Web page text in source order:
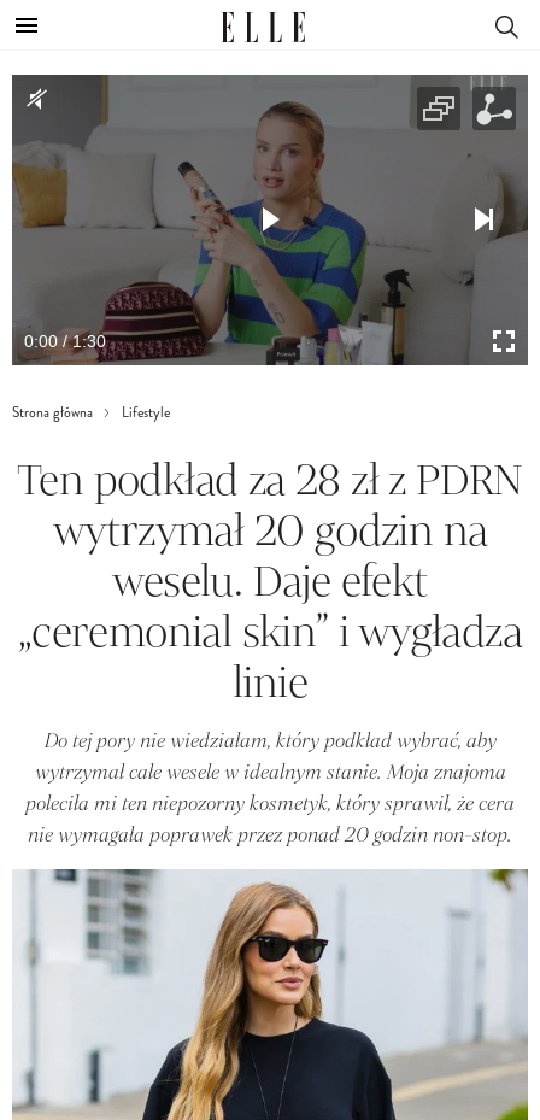
0:00 / 1:30
Strona główna Lifestyle
Ten podkład za 28 zł z PDRN
wytrzymał 20 godzin na
weselu. Daje efekt
„ceremonial skin” i wygładza
linie
Do tej pory nie wiedziałam, który podkład wybrać, aby
wytrzymał całe wesele w idealnym stanie. Moja znajoma
poleciła mi ten niepozorny kosmetyk, który sprawił, że cera
nie wymagała poprawek przez ponad 20 godzin non-stop.